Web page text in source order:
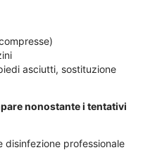
asciutti, sostituzione
nonostante i tentativi
disinfezione professionale